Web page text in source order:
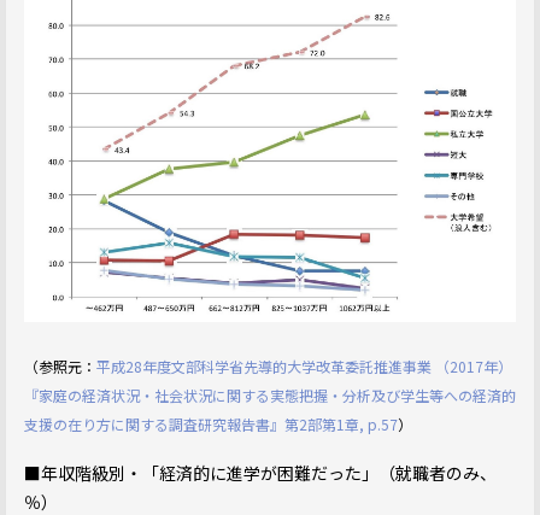
（参照元： 平成28年度文部科学省先導的大学改革委託推進事業 （2017年）
『家庭の経済状況・社会状況に関する実態把握・分析及び学生等への経済的
支援の在り方に関する調査研究報告書』第2部第1章, p.57）
■年収階級別・「経済的に進学が困難だった」（就職者のみ、
％）